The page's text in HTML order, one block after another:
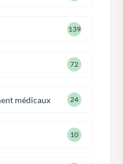
139
72
médicaux 24
10